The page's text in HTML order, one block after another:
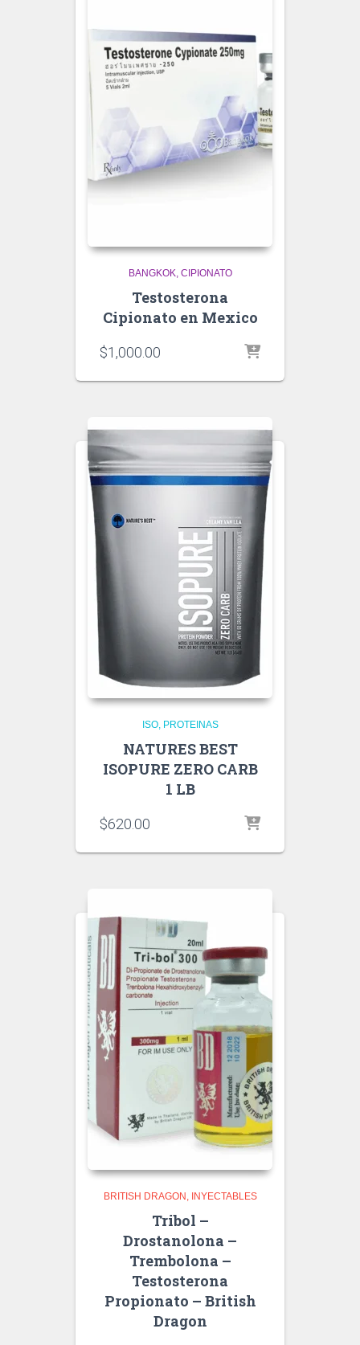
BANGKOK CIPIONATO
Testosterona
Cipionato en Mexico
$1,000.00
ISO PROTEINAS
NATURES BEST
ISOPURE ZERO CARB
1 LB
$620.00
BRITISH DRAGON INYECTABLES
Tribol –
Drostanolona –
Trembolona –
Testosterona
Propionato – British
Dragon